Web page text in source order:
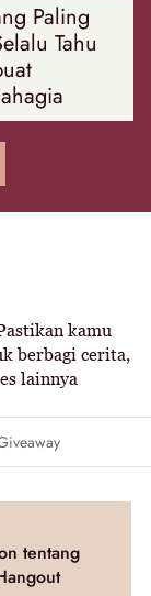
Paling
Tahu
kamu
berbagi cerita,
lainnya
tentang